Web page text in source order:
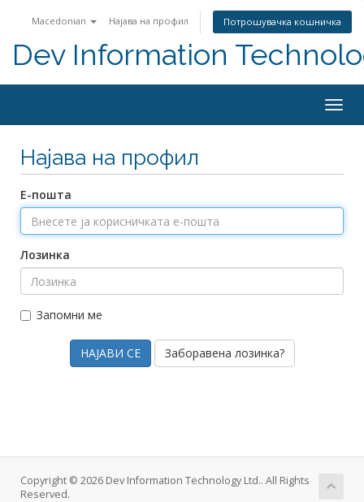
Macedonian Најава на профил Потрошувачка кошничка
Dev Information
Најава на профил
Е-пошта
Лозинка
Запомни ме
Заборавена лозинка?
Copyright © 2026 Dev Information Technology Ltd.. All Rights
Reserved.